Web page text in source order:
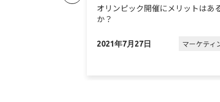
オリンピック開催にメリットはあ
か？
2021年7月27日 マーケティ